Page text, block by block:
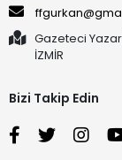
Gazeteci Yazar
İZMİR
Bizi Takip Edin